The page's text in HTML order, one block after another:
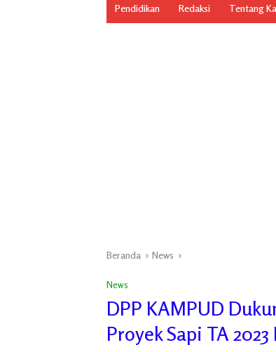
Pendidikan Redaksi Tentang
Beranda News
News
DPP KAMPUD
Proyek Sapi TA